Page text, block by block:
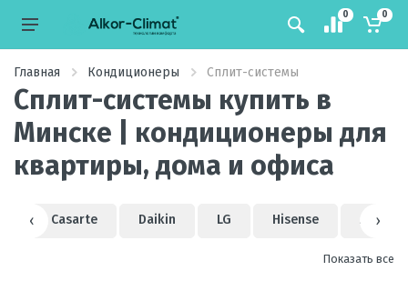
0 0
Главная Кондиционеры Сплит-системы
Сплит-системы купить в
Минске | кондиционеры для
квартиры, дома и офиса
Casarte Daikin LG Hisense AUX
‹ ›
Показать все